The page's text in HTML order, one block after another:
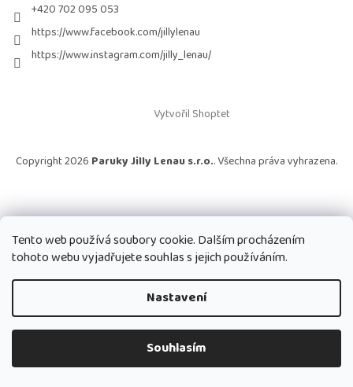
Tento web používá soubory cookie. Dalším procházením
tohoto webu vyjadřujete souhlas s jejich používáním.
Nastavení
Souhlasím
+420 702 095 053
https://www.facebook.com/jillylenau
https://www.instagram.com/jilly_lenau/
Vytvořil Shoptet
Copyright 2026 Paruky Jilly Lenau s.r.o.. Všechna práva vyhrazena.